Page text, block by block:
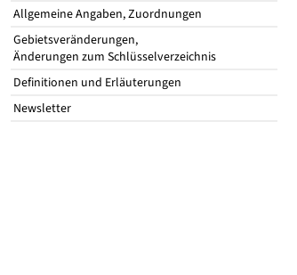
Allgemeine Angaben, Zuordnungen
Gebietsveränderungen,
Änderungen zum Schlüsselverzeichnis
Definitionen und Erläuterungen
Newsletter